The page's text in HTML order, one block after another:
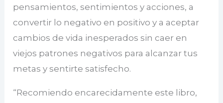
pensamientos, sentimientos y acciones, a
convertir lo negativo en positivo y a aceptar
cambios de vida inesperados sin caer en
viejos patrones negativos para alcanzar tus
metas y sentirte satisfecho.
“Recomiendo encarecidamente este libro,